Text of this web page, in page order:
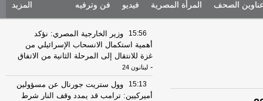
الصحف المرأة المصرية فيديو فن وترفيه المزيد
15:56
وزير الخارجية المصري: نؤكد
أهمية استكمال الانسحاب الإسرائيلي من
غزة للانتقال إلى المرحلة الثانية من الاتفاق
- لبنانون 24
15:13
وول ستريت جورنال عن مسؤولين
أميركيين: ترامب قد يمدد وقف النار شرط